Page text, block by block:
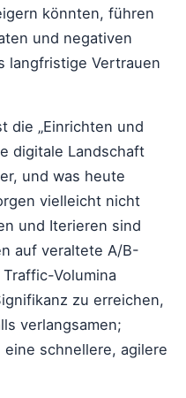
könnten, führen
und negativen
langfristige Vertrauen
die „Einrichten und
digitale Landschaft
und was heute
vielleicht nicht
und Iterieren sind
auf veraltete A/B-
Volumina
zu erreichen,
verlangsamen;
schnellere, agilere